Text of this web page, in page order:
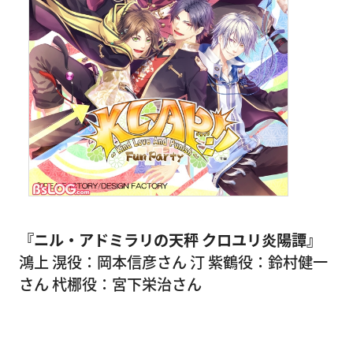
『ニル・アドミラリの天秤 クロユリ炎陽譚』
鴻上 滉役：岡本信彦さん 汀 紫鶴役：鈴村健一
さん 杙梛役：宮下栄治さん